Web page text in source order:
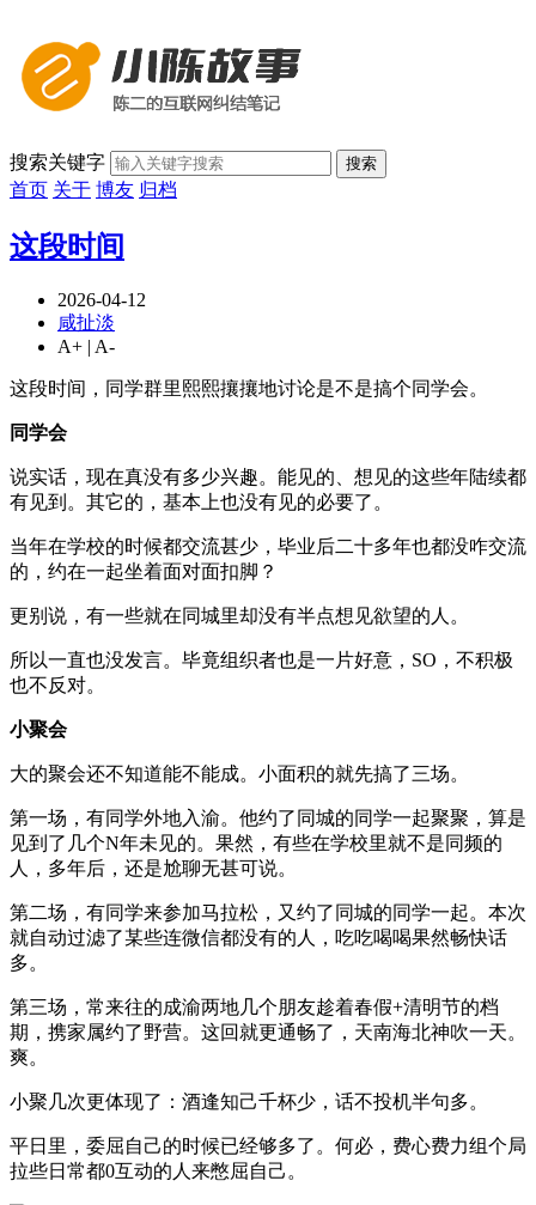
搜索关键字 搜索
首页 关于 博友 归档
这段时间
2026-04-12
咸扯淡
A+ | A-
这段时间，同学群里熙熙攘攘地讨论是不是搞个同学会。
同学会
说实话，现在真没有多少兴趣。能见的、想见的这些年陆续都
有见到。其它的，基本上也没有见的必要了。
当年在学校的时候都交流甚少，毕业后二十多年也都没咋交流
的，约在一起坐着面对面扣脚？
更别说，有一些就在同城里却没有半点想见欲望的人。
所以一直也没发言。毕竟组织者也是一片好意，SO，不积极
也不反对。
小聚会
大的聚会还不知道能不能成。小面积的就先搞了三场。
第一场，有同学外地入渝。他约了同城的同学一起聚聚，算是
见到了几个N年未见的。果然，有些在学校里就不是同频的
人，多年后，还是尬聊无甚可说。
第二场，有同学来参加马拉松，又约了同城的同学一起。本次
就自动过滤了某些连微信都没有的人，吃吃喝喝果然畅快话
多。
第三场，常来往的成渝两地几个朋友趁着春假+清明节的档
期，携家属约了野营。这回就更通畅了，天南海北神吹一天。
爽。
小聚几次更体现了：酒逢知己千杯少，话不投机半句多。
平日里，委屈自己的时候已经够多了。何必，费心费力组个局
拉些日常都0互动的人来憋屈自己。